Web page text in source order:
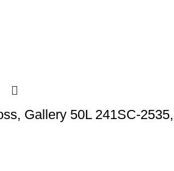
Gallery 50L 241SC-2535,